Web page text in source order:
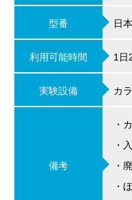
型番 日
利用可能時間 1日
実験設備 カ
備考
・
・
・
・